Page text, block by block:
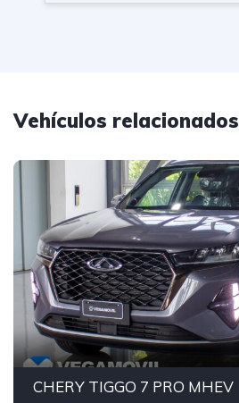
Vehículos relacionados
CHERY TIGGO 7 PRO MHEV